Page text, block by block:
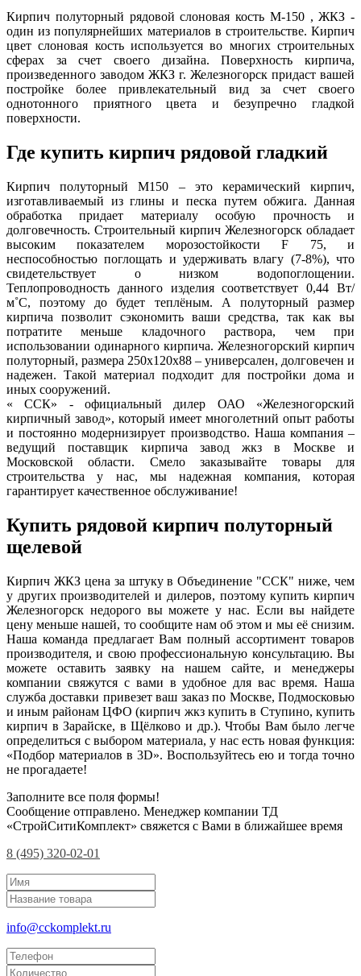
Кирпич полуторный рядовой слоновая кость М-150 , ЖКЗ -
один из популярнейших материалов в строительстве. Кирпич
цвет слоновая кость используется во многих строительных
сферах за счет своего дизайна. Поверхность кирпича,
произведенного заводом ЖКЗ г. Железногорск придаст вашей
постройке более привлекательный вид за счет своего
однотонного приятного цвета и безупречно гладкой
поверхности.
Где купить кирпич рядовой гладкий
Кирпич полуторный М150 – это керамический кирпич,
изготавливаемый из глины и песка путем обжига. Данная
обработка придает материалу особую прочность и
долговечность. Строительный кирпич Железногорск обладает
высоким показателем морозостойкости F 75, и
неспособностью поглощать и удерживать влагу (7-8%), что
свидетельствует о низком водопоглощении.
Теплопроводность данного изделия соответствует 0,44 Вт/
м˚С, поэтому до будет теплёным. А полуторный размер
кирпича позволит сэкономить ваши средства, так как вы
потратите меньше кладочного раствора, чем при
использовании одинарного кирпича. Железногорский кирпич
полуторный, размера 250х120х88 – универсален, долговечен и
надежен. Такой материал подходит для постройки дома и
иных сооружений.
« ССК» - официальный дилер ОАО «Железногорский
кирпичный завод», который имеет многолетний опыт работы
и постоянно модернизирует производство. Наша компания –
ведущий поставщик кирпича завод жкз в Москве и
Московской области. Смело заказывайте товары для
строительства у нас, мы надежная компания, которая
гарантирует качественное обслуживание!
Купить рядовой кирпич полуторный
щелевой
Кирпич ЖКЗ цена за штуку в Объединение "ССК" ниже, чем
у других производителей и дилеров, поэтому купить кирпич
Железногорск недорого вы можете у нас. Если вы найдете
цену меньше нашей, то сообщите нам об этом и мы её снизим.
Наша команда предлагает Вам полный ассортимент товаров
производителя, и свою профессиональную консультацию. Вы
можете оставить заявку на нашем сайте, и менеджеры
компании свяжутся с вами в удобное для вас время. Наша
служба доставки привезет ваш заказ по Москве, Подмосковью
и иным районам ЦФО (кирпич жкз купить в Ступино, купить
кирпич в Зарайске, в Щёлково и др.). Чтобы Вам было легче
определиться с выбором материала, у нас есть новая функция:
«Подбор материалов в 3D». Воспользуйтесь ею и тогда точно
не прогадаете!
Заполните все поля формы!
Сообщение отправлено. Менеджер компании ТД
«СтройСитиКомплект» свяжется с Вами в ближайшее время
8 (495) 320-02-01
info@cckomplekt.ru